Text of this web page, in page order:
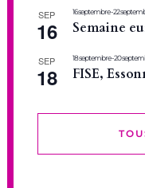
SEP
16
16 septembre-22
Semaine
SEP
18
18 septembre-20
FISE,